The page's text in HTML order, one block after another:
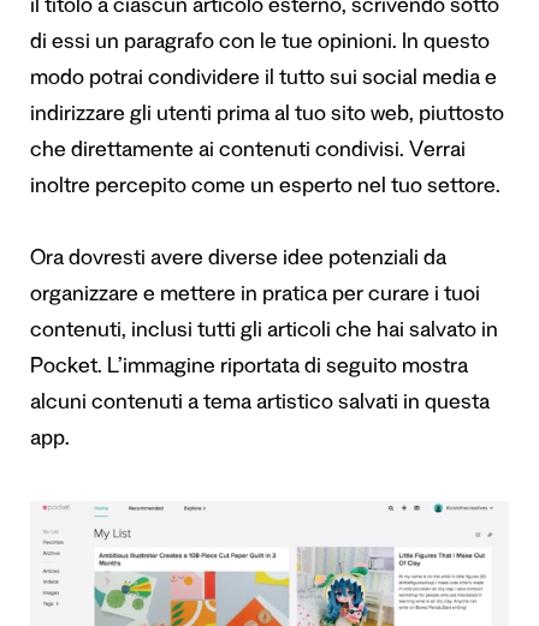
il titolo a ciascun articolo esterno, scrivendo sotto
di essi un paragrafo con le tue opinioni. In questo
modo potrai condividere il tutto sui social media e
indirizzare gli utenti prima al tuo sito web, piuttosto
che direttamente ai contenuti condivisi. Verrai
inoltre percepito come un esperto nel tuo settore.
Ora dovresti avere diverse idee potenziali da
organizzare e mettere in pratica per curare i tuoi
contenuti, inclusi tutti gli articoli che hai salvato in
Pocket. L’immagine riportata di seguito mostra
alcuni contenuti a tema artistico salvati in questa
app.